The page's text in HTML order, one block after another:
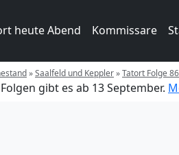
heute Abend Kommissare
»Saalfeld und Keppler»Tatort Folge
gibt es ab 13 September.